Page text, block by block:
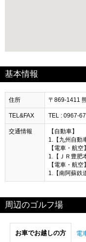
基本情報
住所 〒869-1411
TEL&FAX TEL : 0967-
交通情報
【自動車】
1.【九州自動
【電車・航空】
1.【ＪＲ豊肥
【電車・航空】
1.【南阿蘇鉄
周辺のゴルフ場
お車でお越しの方 電